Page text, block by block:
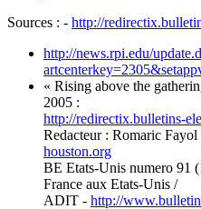
Sources : - http://
http://news.rpi.edu/
« Rising above the
2005 :
http://redirectix.bulletins-
Redacteur : Romaric Fayol
houston.org
BE Etats-Unis numero 91
France aux Etats-Unis /
ADIT - http://